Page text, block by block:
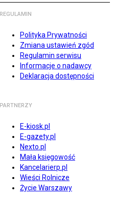
REGULAMIN
Polityka Prywatności
Zmiana ustawień zgód
Regulamin serwisu
Informacje o nadawcy
Deklaracja dostępności
PARTNERZY
E-kiosk.pl
E-gazety.pl
Nexto.pl
Mała księgowość
Kancelarierp.pl
Wieści Rolnicze
Życie Warszawy